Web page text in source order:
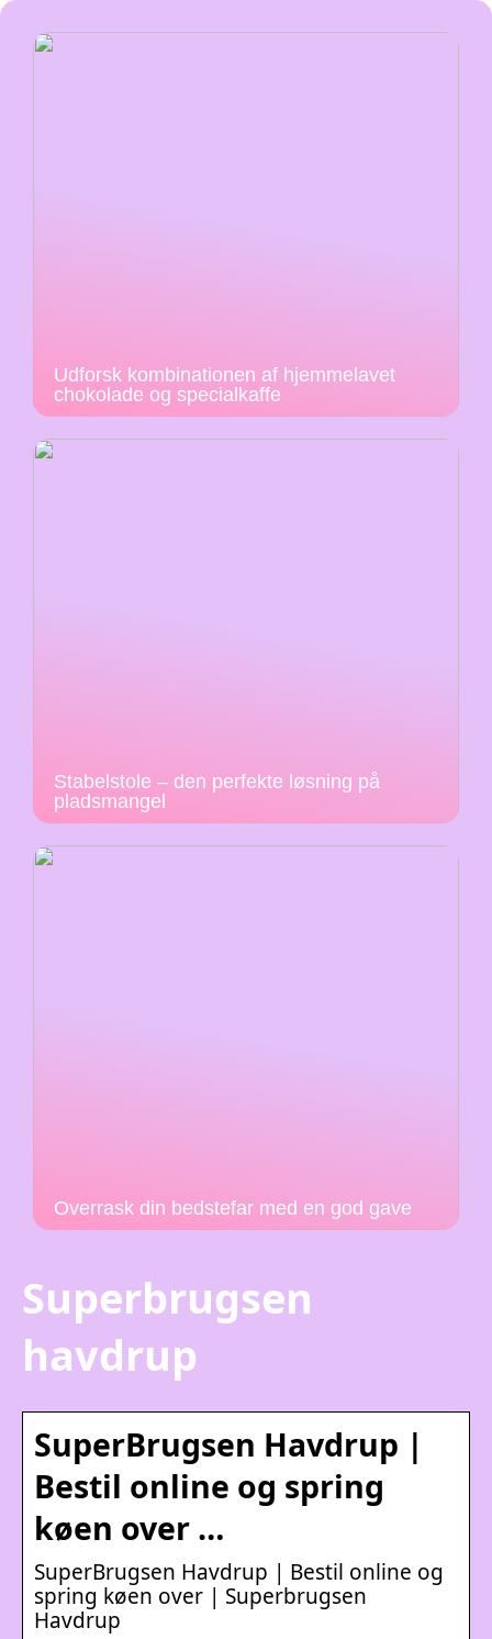
Udforsk kombinationen af hjemmelavet
chokolade og specialkaffe
Stabelstole – den perfekte løsning på
pladsmangel
Overrask din bedstefar med en god gave
Superbrugsen
havdrup
SuperBrugsen Havdrup |
Bestil online og spring
køen over …
SuperBrugsen Havdrup | Bestil online og
spring køen over | Superbrugsen
Havdrup